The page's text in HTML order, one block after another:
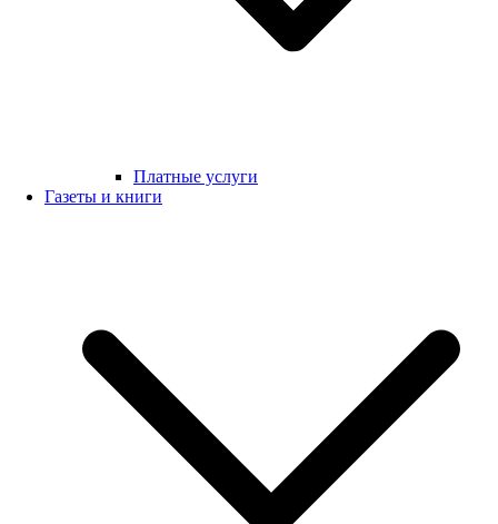
Платные услуги
Газеты и книги